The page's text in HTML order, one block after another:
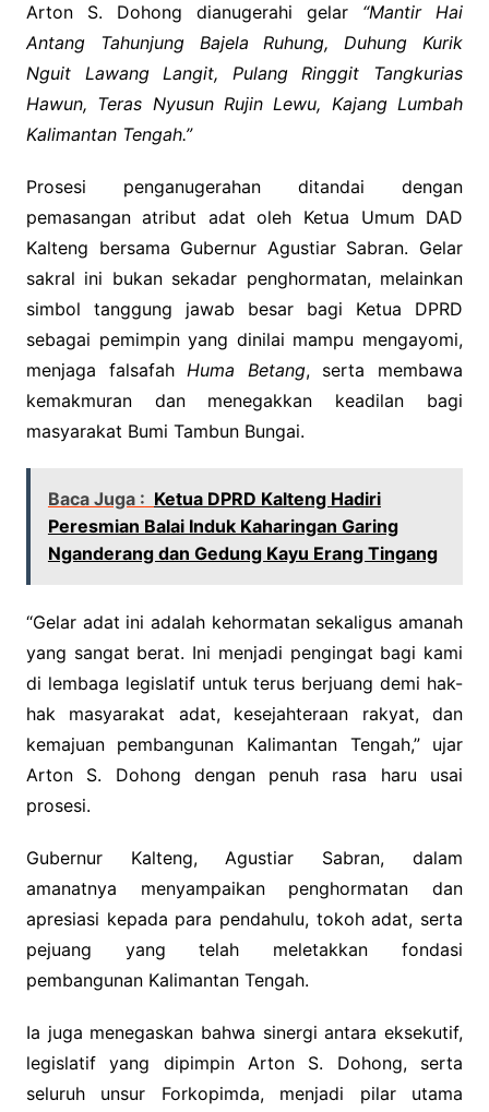
Arton S. Dohong dianugerahi gelar “Mantir Hai
Antang Tahunjung Bajela Ruhung, Duhung Kurik
Nguit Lawang Langit, Pulang Ringgit Tangkurias
Hawun, Teras Nyusun Rujin Lewu, Kajang Lumbah
Kalimantan Tengah.”
Prosesi penganugerahan ditandai dengan
pemasangan atribut adat oleh Ketua Umum DAD
Kalteng bersama Gubernur Agustiar Sabran. Gelar
sakral ini bukan sekadar penghormatan, melainkan
simbol tanggung jawab besar bagi Ketua DPRD
sebagai pemimpin yang dinilai mampu mengayomi,
menjaga falsafahHuma Betang, serta membawa
kemakmuran dan menegakkan keadilan bagi
masyarakat Bumi Tambun Bungai.
Baca Juga : Ketua DPRD Kalteng Hadiri
Peresmian Balai Induk Kaharingan Garing
Nganderang dan Gedung Kayu Erang Tingang
“Gelar adat ini adalah kehormatan sekaligus amanah
yang sangat berat. Ini menjadi pengingat bagi kami
di lembaga legislatif untuk terus berjuang demi hak-
hak masyarakat adat, kesejahteraan rakyat, dan
kemajuan pembangunan Kalimantan Tengah,” ujar
Arton S. Dohong dengan penuh rasa haru usai
prosesi.
Gubernur Kalteng, Agustiar Sabran, dalam
amanatnya menyampaikan penghormatan dan
apresiasi kepada para pendahulu, tokoh adat, serta
pejuang yang telah meletakkan fondasi
pembangunan Kalimantan Tengah.
Ia juga menegaskan bahwa sinergi antara eksekutif,
legislatif yang dipimpin Arton S. Dohong, serta
seluruh unsur Forkopimda, menjadi pilar utama